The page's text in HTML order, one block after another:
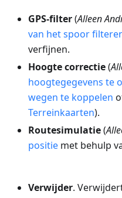
GPS-filter(Alleen
van het spoor
verfijnen.
Hoogte correctie(
hoogtegegevens te
wegen te koppelen
Terreinkaarten).
Routesimulatie(
positie met behulp
Verwijder.